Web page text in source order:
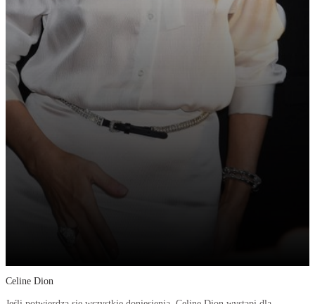
Celine Dion